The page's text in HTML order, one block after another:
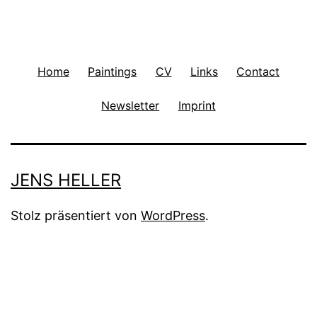
Home Paintings CV Links Contact
Newsletter Imprint
JENS HELLER
Stolz präsentiert von WordPress.